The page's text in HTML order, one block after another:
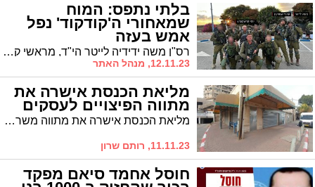
בלתי נתפס: המוח
שמאחורי ה'קודקוד' נפל
אמש בעזה
רס"ן משה ידידיה לייטר הי"ד, מראשי קודקוד לשילוב חרדים בעבודה בצה"ל, נהרג בשבת לאחר שבדק פיר מנהרה שמולכד
12.11.23, מנהל האתר
מליאת הכנסת אישרה את
מתווה הפיצויים לעסקים
מליאת הכנסת אישרה את מתווה משרד האוצר למענה לעסקים בגין הנזק העקיף שנגרם להם בעקבות מלחמת חרבות ברזל. המתווה כולל מענק המשכיות עסקית לעסקים בכל רחבי הארץ (עסקים ביישובי הספר זכאים להחזר מלא על נזק זה כקבוע בחוק), וכן שורת הקלות במתווה החל"ת.
11.11.23, רותם שרון
חוסל אחמד סיאם מפקד